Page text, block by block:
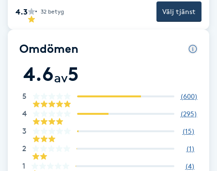
Brynplockning
Celluliter
Coachning
Color correction
4.3 32 betyg Välj tjänst
Omdömen
4.6av5
5 (600)
4 (295)
3 (15)
2 (1)
1 (4)